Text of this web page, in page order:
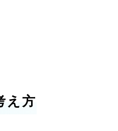
え方